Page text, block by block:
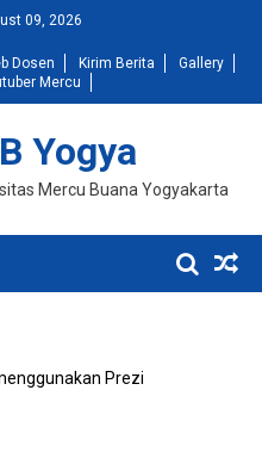
09, 2026
Dosen Kirim Berita
Gallery
Mercu
Yogya
Mercu Buana Yogyakarta
Prezi